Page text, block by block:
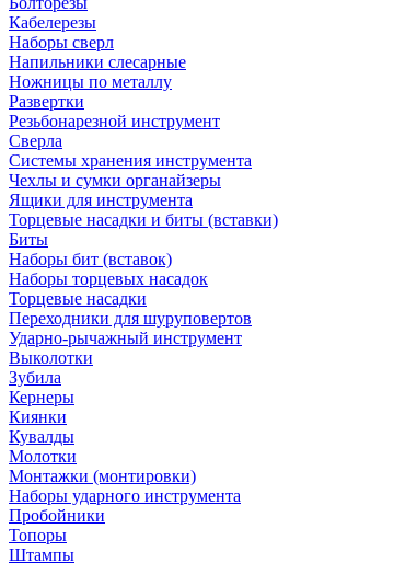
Кабелерезы
Наборы сверл
Напильники слесарные
Ножницы по металлу
Развертки
Резьбонарезной инструмент
Сверла
Системы хранения инструмента
Чехлы и сумки органайзеры
Ящики для инструмента
Торцевые насадки и биты (вставки)
Биты
Наборы бит (вставок)
Наборы торцевых насадок
Торцевые насадки
Переходники для шуруповертов
Ударно-рычажный инструмент
Выколотки
Зубила
Кернеры
Киянки
Кувалды
Молотки
Монтажки (монтировки)
Наборы ударного инструмента
Пробойники
Топоры
Штампы